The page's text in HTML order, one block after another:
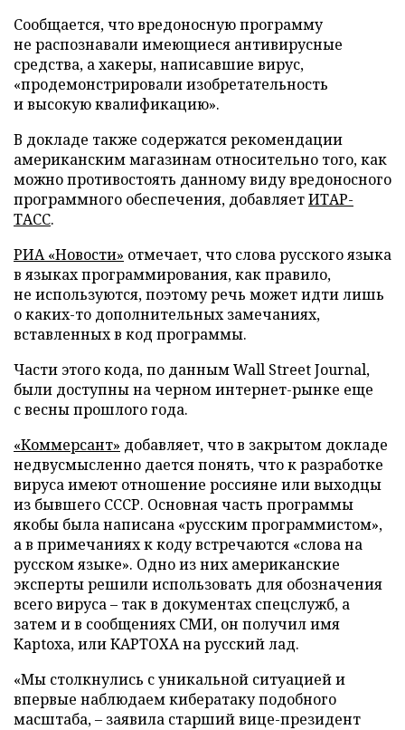
Сообщается, что вредоносную программу
не распознавали имеющиеся антивирусные
средства, а хакеры, написавшие вирус,
«продемонстрировали изобретательность
и высокую квалификацию».
В докладе также содержатся рекомендации
американским магазинам относительно того, как
можно противостоять данному виду вредоносного
программного обеспечения, добавляетИТАР-
ТАСС.
РИА «Новости» отмечает, что слова русского языка
в языках программирования, как правило,
не используются, поэтому речь может идти лишь
о каких-то дополнительных замечаниях,
вставленных в код программы.
Части этого кода, по данным Wall Street Journal,
были доступны на черном интернет-рынке еще
с весны прошлого года.
«Коммерсант» добавляет, что в закрытом докладе
недвусмысленно дается понять, что к разработке
вируса имеют отношение россияне или выходцы
из бывшего СССР. Основная часть программы
якобы была написана «русским программистом»,
а в примечаниях к коду встречаются «слова на
русском языке». Одно из них американские
эксперты решили использовать для обозначения
всего вируса – так в документах спецслужб, а
затем и в сообщениях СМИ, он получил имя
Kaptoxa, или КАРТОХА на русский лад.
«Мы столкнулись с уникальной ситуацией и
впервые наблюдаем кибератаку подобного
масштаба, – заявила старший вице-президент